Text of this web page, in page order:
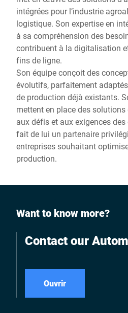
intégrées pour l’industrie
logistique. Son expertise en
à sa compréhension des
contribuent à la digitalisation
fins de ligne.
Son équipe conçoit des
évolutifs, parfaitement
de production déjà existants.
mettent en place des
aux défis et aux exigences
fait de lui un partenaire
entreprises souhaitant
production.
Want to know more?
Contact our
Ouvrir